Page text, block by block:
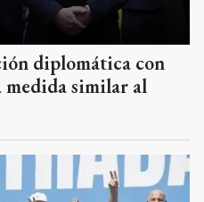
diplomática con
similar al